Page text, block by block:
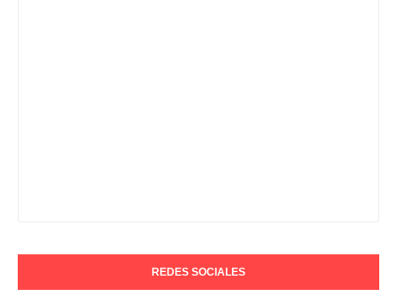
REDES SOCIALES